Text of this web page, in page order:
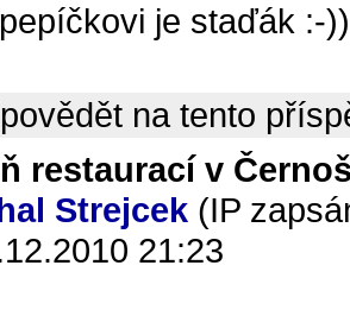
je staďák :-
na tento
restaurací v
Strejcek (IP
21:23